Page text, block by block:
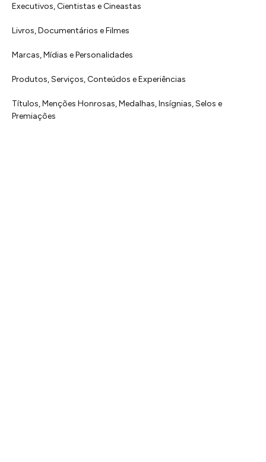
Executivos, Cientistas e Cineastas
⁠Livros, Documentários e Filmes
Marcas, Mídias e Personalidades
⁠Produtos, Serviços, Conteúdos e Experiências
Títulos, Menções Honrosas, Medalhas, Insígnias, Selos e
Premiações